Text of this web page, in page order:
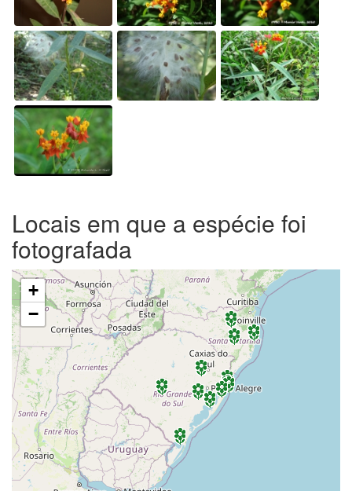
Locais em que a espécie foi
fotografada
+
−